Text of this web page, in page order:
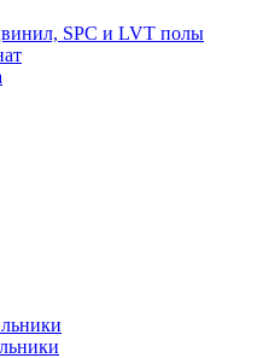
SPC и LVT полы